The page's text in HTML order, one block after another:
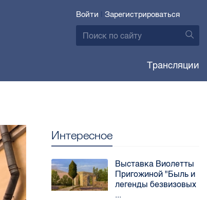
Войти | Зарегистрироваться
Трансляции
Интересное
Выставка Виолетты
Пригожиной "Быль и
легенды безвизовых
...